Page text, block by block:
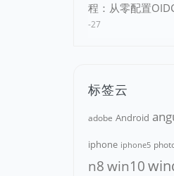
程：从零配置
-27
标签云
adobe Android
iphone iphone5
n8win10